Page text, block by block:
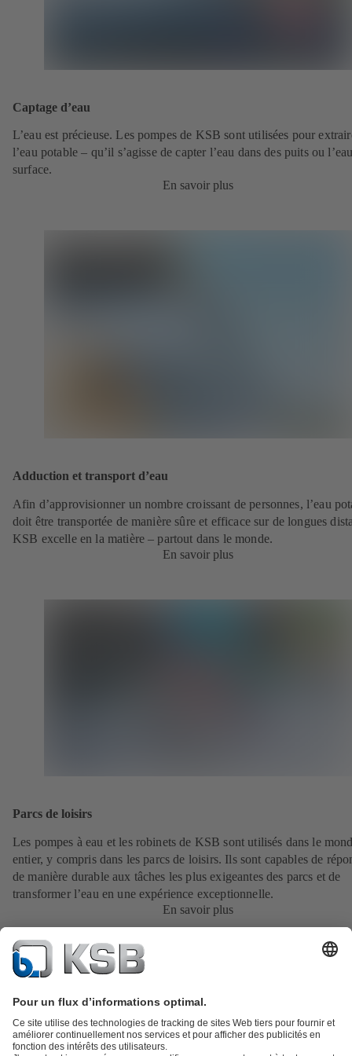
Captage d’eau
L’eau est précieuse. Les pompes de KSB sont utilisées pour
l’eau potable – qu’il s’agisse de capter l’eau dans des puits ou
surface.
En savoir plus
Adduction et transport d’eau
Afin d’approvisionner un nombre croissant de personnes, l’eau
doit être transportée de manière sûre et efficace sur de longues
KSB excelle en la matière – partout dans le monde.
En savoir plus
Parcs de loisirs
Les pompes à eau et les robinets de KSB sont utilisés dans le
entier, y compris dans les parcs de loisirs. Ils sont capables de
de manière durable aux tâches les plus exigeantes des parcs et de
transformer l’eau en une expérience exceptionnelle.
En savoir plus